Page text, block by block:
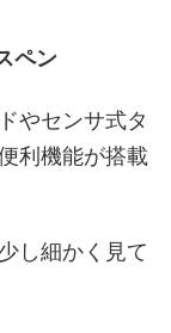
ペン
やセンサ式タ
利機能が搭載
し細かく見て